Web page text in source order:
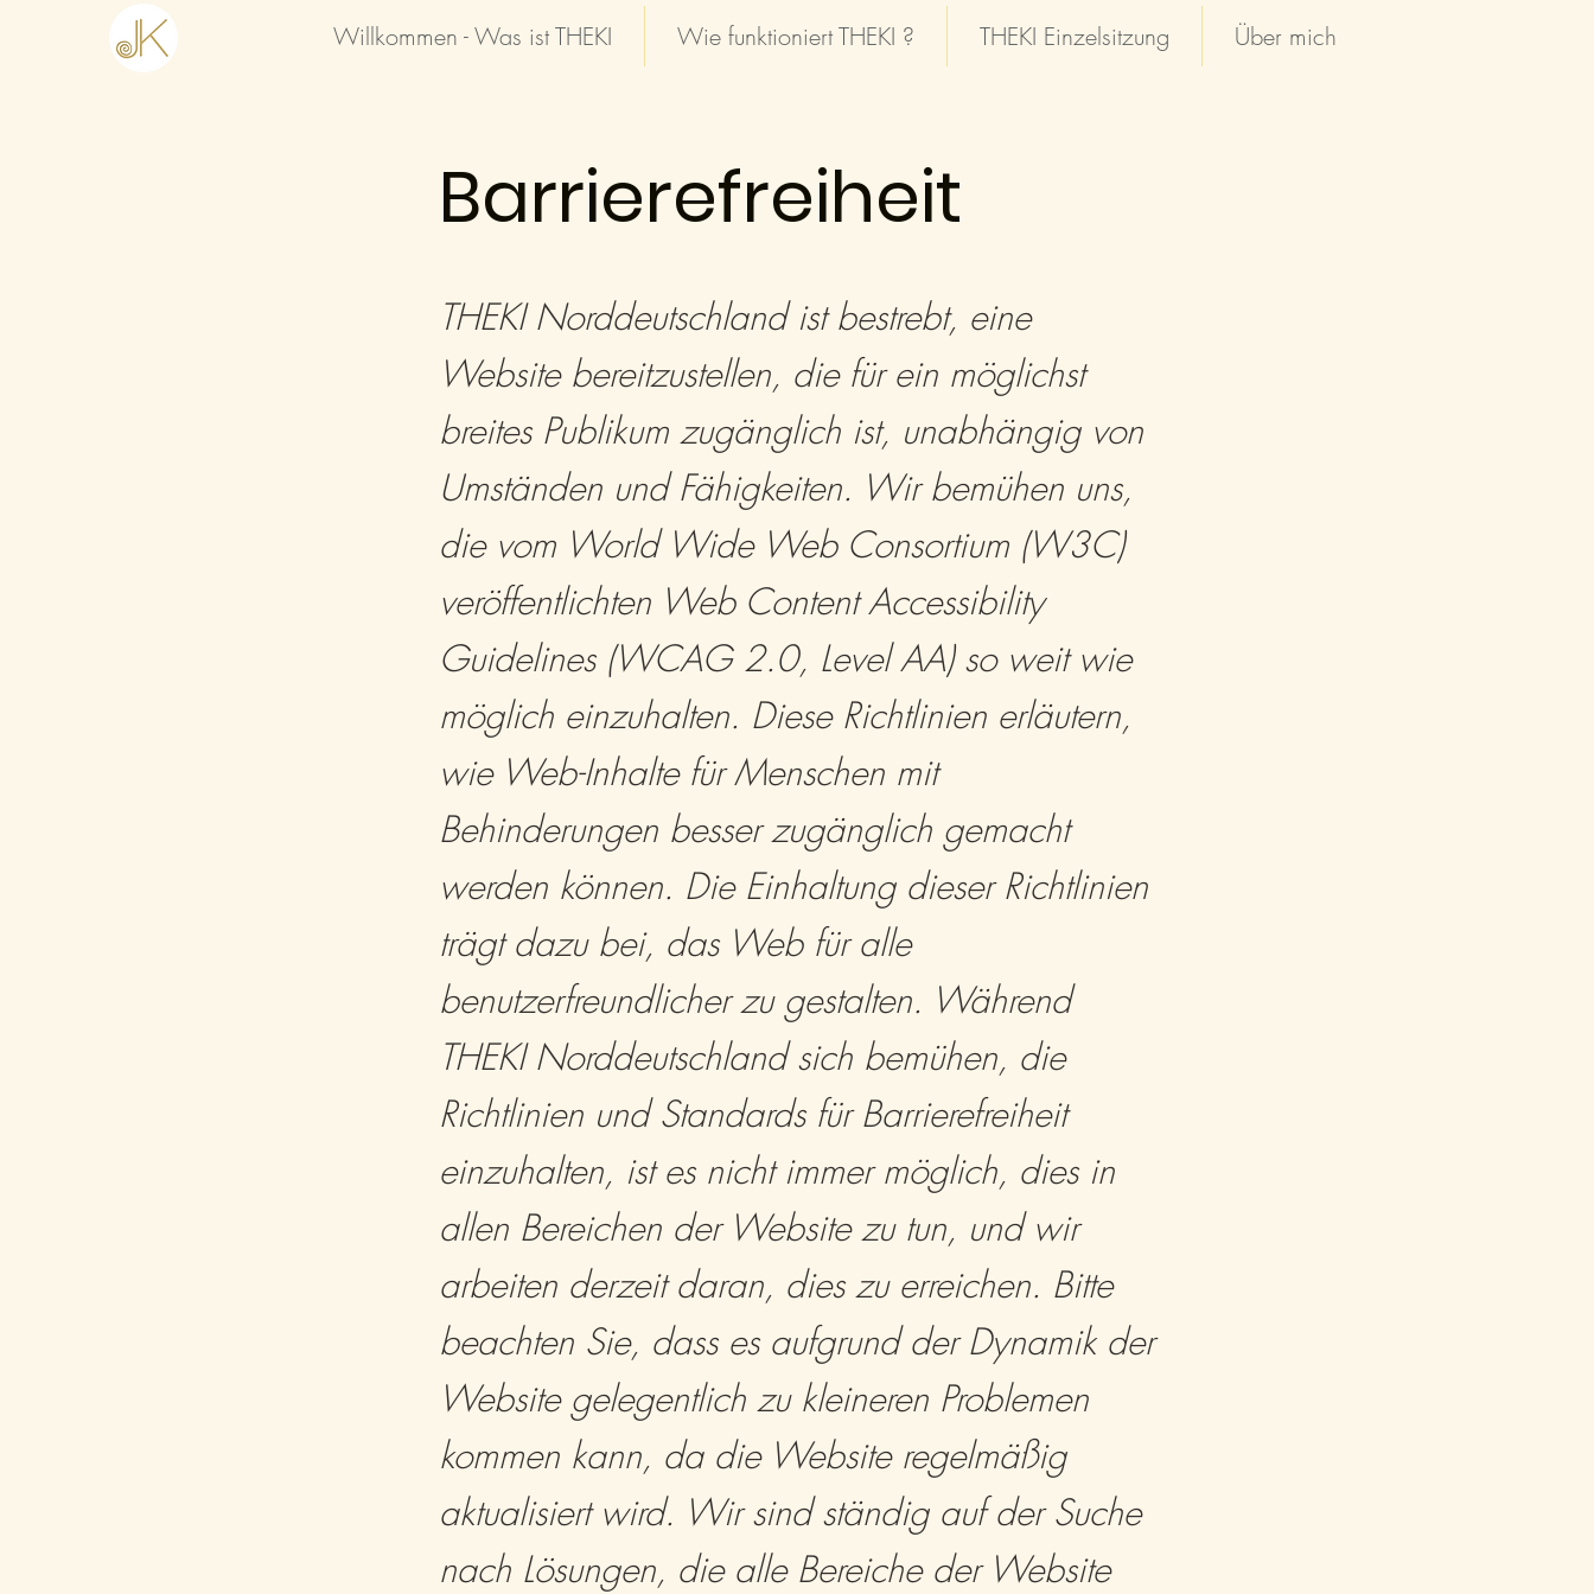
Willkommen - Was ist THEKI Wie funktioniert THEKI ? THEKI Einzelsitzung Über mich
Barrierefreiheit
THEKI Norddeutschland ist bestrebt, eine
Website bereitzustellen, die für ein möglichst
breites Publikum zugänglich ist, unabhängig von
Umständen und Fähigkeiten. Wir bemühen uns,
die vom World Wide Web Consortium (W3C)
veröffentlichten Web Content Accessibility
Guidelines (WCAG 2.0, Level AA) so weit wie
möglich einzuhalten. Diese Richtlinien erläutern,
wie Web-Inhalte für Menschen mit
Behinderungen besser zugänglich gemacht
werden können. Die Einhaltung dieser Richtlinien
trägt dazu bei, das Web für alle
benutzerfreundlicher zu gestalten. Während
THEKI Norddeutschland sich bemühen, die
Richtlinien und Standards für Barrierefreiheit
einzuhalten, ist es nicht immer möglich, dies in
allen Bereichen der Website zu tun, und wir
arbeiten derzeit daran, dies zu erreichen. Bitte
beachten Sie, dass es aufgrund der Dynamik der
Website gelegentlich zu kleineren Problemen
kommen kann, da die Website regelmäßig
aktualisiert wird. Wir sind ständig auf der Suche
nach Lösungen, die alle Bereiche der Website